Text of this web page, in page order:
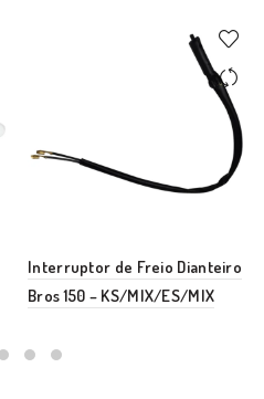
Interruptor de Freio Dianteiro
Bros 150 – KS/MIX/ES/MIX